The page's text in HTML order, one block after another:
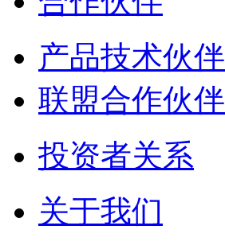
产品技术伙伴
联盟合作伙伴
投资者关系
关于我们